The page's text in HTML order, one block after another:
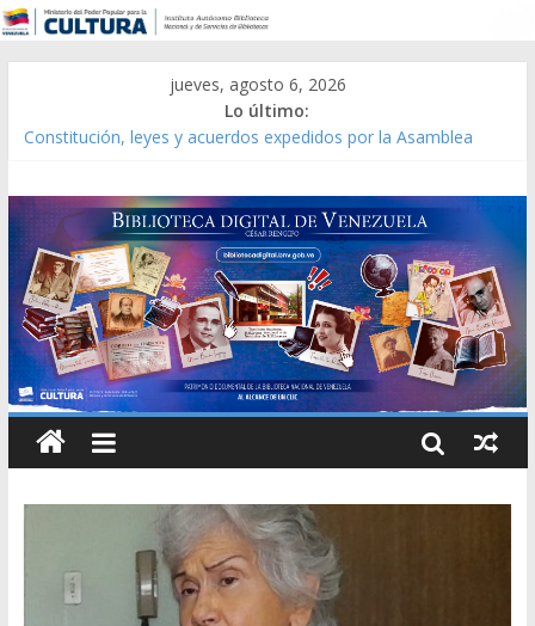
jueves, agosto 6, 2026
Lo último:
Constitución, leyes y acuerdos expedidos por la Asamblea
Modesta Bor Sánchez [material gráfico]
Gaceta Oficial de la República de Venezuela año CXXXIII Mes V,
Caracas 09 de marzo de 2006 N° 38.394
Catálogo temático de obras de Modesta Bor